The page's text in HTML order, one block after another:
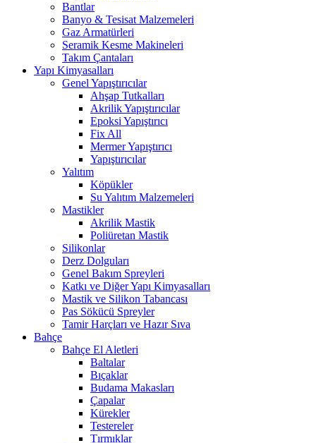
Bantlar
Banyo & Tesisat Malzemeleri
Gaz Armatürleri
Seramik Kesme Makineleri
Takım Çantaları
Yapı Kimyasalları
Genel Yapıştırıcılar
Ahşap Tutkalları
Akrilik Yapıştırıcılar
Epoksi Yapıştırıcı
Fix All
Mermer Yapıştırıcı
Yapıştırıcılar
Yalıtım
Köpükler
Su Yalıtım Malzemeleri
Mastikler
Akrilik Mastik
Poliüretan Mastik
Silikonlar
Derz Dolguları
Genel Bakım Spreyleri
Katkı ve Diğer Yapı Kimyasalları
Mastik ve Silikon Tabancası
Pas Sökücü Spreyler
Tamir Harçları ve Hazır Sıva
Bahçe
Bahçe El Aletleri
Baltalar
Bıçaklar
Budama Makasları
Çapalar
Kürekler
Testereler
Tırmıklar